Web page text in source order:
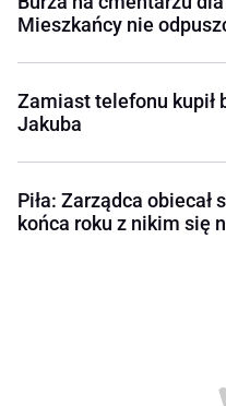
Mieszkańcy nie
Zamiast telefonu kupił
Jakuba
Piła: Zarządca
końca roku z nikim się